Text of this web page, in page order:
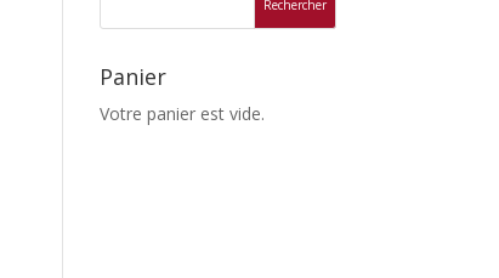
Panier
Votre panier est vide.